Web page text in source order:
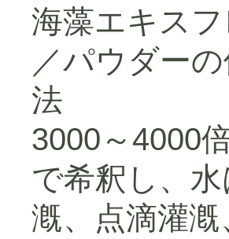
海藻エキスフ
／パウダー
法
3000～4000
で希釈し、
漑、点滴灌漑